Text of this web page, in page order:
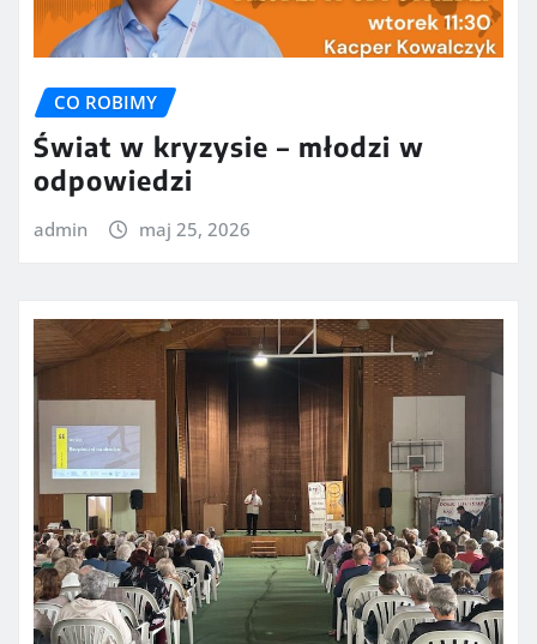
CO ROBIMY
Świat w kryzysie – młodzi w
odpowiedzi
admin maj 25, 2026